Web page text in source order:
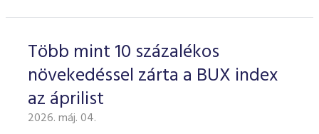
Több mint 10 százalékos
növekedéssel zárta a BUX index
az áprilist
2026. máj. 04.